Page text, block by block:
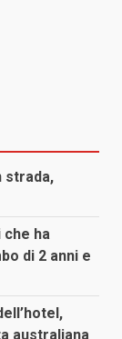
strada,
che ha
di 2 anni e
australiana